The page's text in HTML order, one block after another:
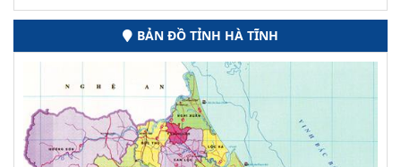
BẢN ĐỒ TỈNH HÀ TĨNH